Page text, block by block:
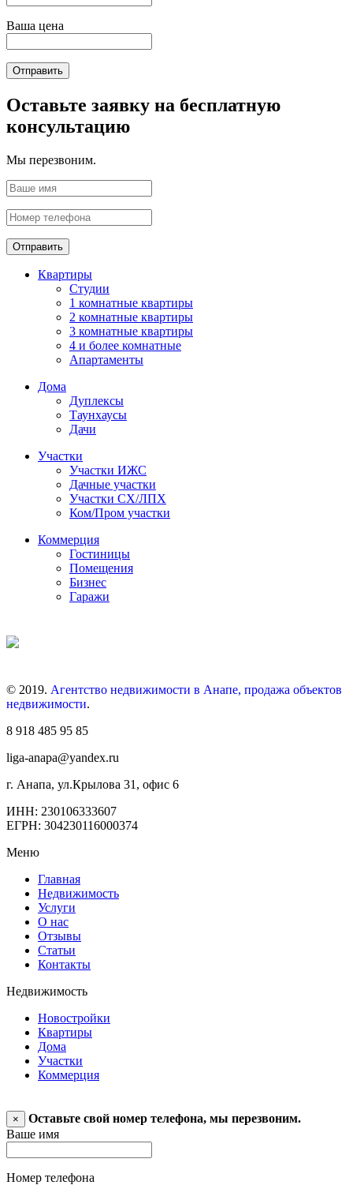
Ваша цена
Отправить
Оставьте заявку на бесплатную
консультацию
Мы перезвоним.
Отправить
Квартиры
Студии
1 комнатные квартиры
2 комнатные квартиры
3 комнатные квартиры
4 и более комнатные
Апартаменты
Дома
Дуплексы
Таунхаусы
Дачи
Участки
Участки ИЖС
Дачные участки
Участки СХ/ЛПХ
Ком/Пром участки
Коммерция
Гостиницы
Помещения
Бизнес
Гаражи
© 2019. Агентство недвижимости в Анапе, продажа объектов
недвижимости.
8 918 485 95 85
liga-anapa@yandex.ru
г. Анапа, ул.Крылова 31, офис 6
ИНН: 230106333607
ЕГРН: 304230116000374
Меню
Главная
Недвижимость
Услуги
О нас
Отзывы
Статьи
Контакты
Недвижимость
Новостройки
Квартиры
Дома
Участки
Коммерция
×
Оставьте свой номер телефона, мы перезвоним.
Ваше имя
Номер телефона